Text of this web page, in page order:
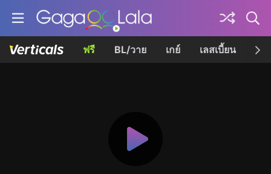
ฟรี BL/วาย เกย์ เลสเบี้ยน เค